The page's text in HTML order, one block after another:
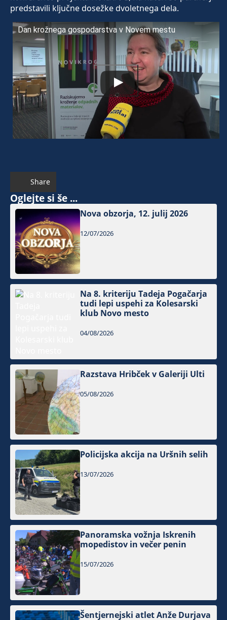
predstavili ključne dosežke dvoletnega dela.
Dan krožnega gospodarstva v Novem mestu
Share
Oglejte si še ...
Nova obzorja, 12. julij 2026
12/07/2026
Na 8. kriteriju Tadeja Pogačarja
tudi lepi uspehi za Kolesarski
klub Novo mesto
04/08/2026
Razstava Hribček v Galeriji Ulti
05/08/2026
Policijska akcija na Uršnih selih
13/07/2026
Panoramska vožnja Iskrenih
mopedistov in večer penin
15/07/2026
Šentjernejski atlet Anže Durjava